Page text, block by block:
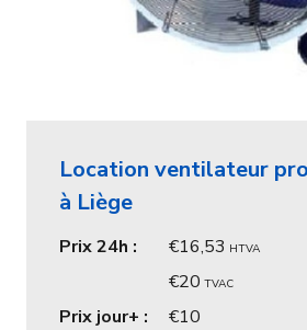
Location ventilateur
à Liège
Prix 24h : 16,53 HTVA
20 TVAC
Prix jour+ :
10